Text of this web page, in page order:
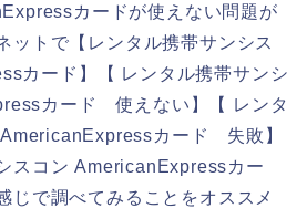
カードが使えない問題が
ットで【レンタル携帯サンシス
カード】【 レンタル携帯サンシ
カード 使えない】【 レンタ
カード 失敗】
スコン AmericanExpressカー
で調べてみることをオススメ